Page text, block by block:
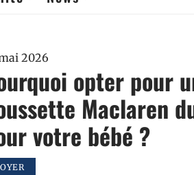
2026
opter pour
Maclaren
votre bébé ?